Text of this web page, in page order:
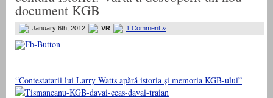
document KGB
January 6th, 2012 VR 1 Comment »
“Contestatarii lui Larry Watts apără istoria şi memoria KGB-ului”